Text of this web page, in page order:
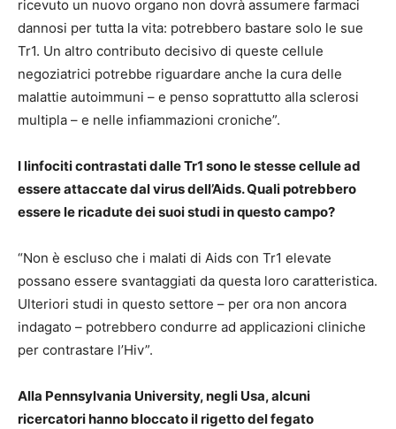
ricevuto un nuovo organo non dovrà assumere farmaci
dannosi per tutta la vita: potrebbero bastare solo le sue
Tr1. Un altro contributo decisivo di queste cellule
negoziatrici potrebbe riguardare anche la cura delle
malattie autoimmuni – e penso soprattutto alla sclerosi
multipla – e nelle infiammazioni croniche”.
I linfociti contrastati dalle Tr1 sono le stesse cellule ad
essere attaccate dal virus dell’Aids. Quali potrebbero
essere le ricadute dei suoi studi in questo campo?
“Non è escluso che i malati di Aids con Tr1 elevate
possano essere svantaggiati da questa loro caratteristica.
Ulteriori studi in questo settore – per ora non ancora
indagato – potrebbero condurre ad applicazioni cliniche
per contrastare l’Hiv”.
Alla Pennsylvania University, negli Usa, alcuni
ricercatori hanno bloccato il rigetto del fegato